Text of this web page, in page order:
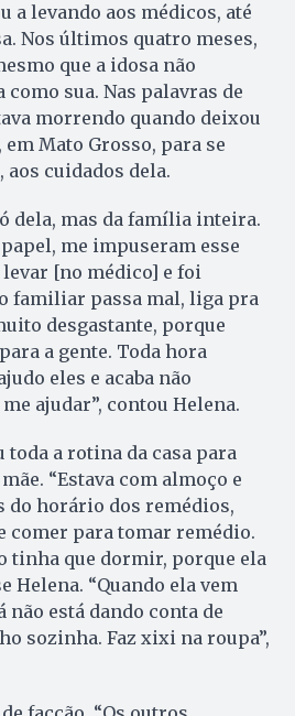
a levando aos médicos, até
Nos últimos quatro meses,
que a idosa não
como sua. Nas palavras de
morrendo quando deixou
em Mato Grosso, para se
cuidados dela.
dela, mas da família inteira.
me impuseram esse
levar [no médico] e foi
familiar passa mal, liga pra
desgastante, porque
a gente. Toda hora
eles e acaba não
ajudar”, contou Helena.
toda a rotina da casa para
“Estava com almoço e
do horário dos remédios,
comer para tomar remédio.
tinha que dormir, porque ela
Helena. “Quando ela vem
não está dando conta de
sozinha. Faz xixi na roupa”,